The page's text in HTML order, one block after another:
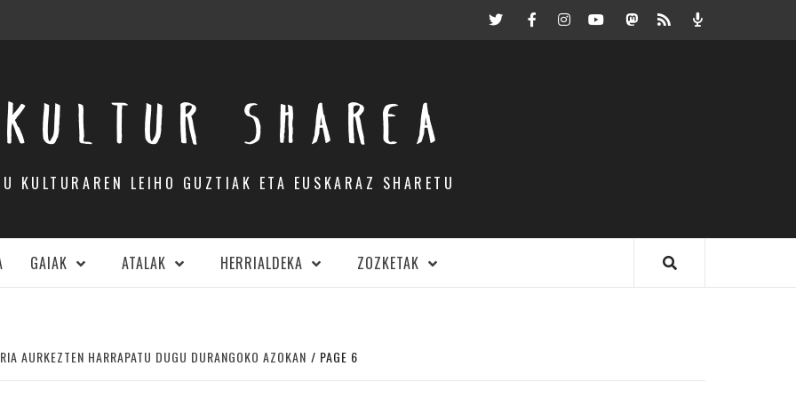
TwitterFacebookInstagramYoutubeMastodon.eus
RSS Podcast
KULTUR SHAREA
KULTURAREN LEIHO GUZTIAK ETA EUSKARAZ SHARETU
GAIAK ATALAK HERRIALDEKA ZOZKETAK
AURKEZTEN HARRAPATU DUGU DURANGOKO AZOKAN PAGE 6